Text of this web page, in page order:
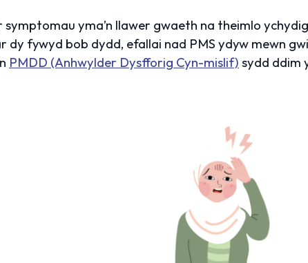
symptomau yma’n llawer gwaeth na theimlo ychydig
dy fywyd bob dydd, efallai nad PMS ydyw mewn
PMDD (Anhwylder Dysfforig Cyn-mislif) sydd ddim